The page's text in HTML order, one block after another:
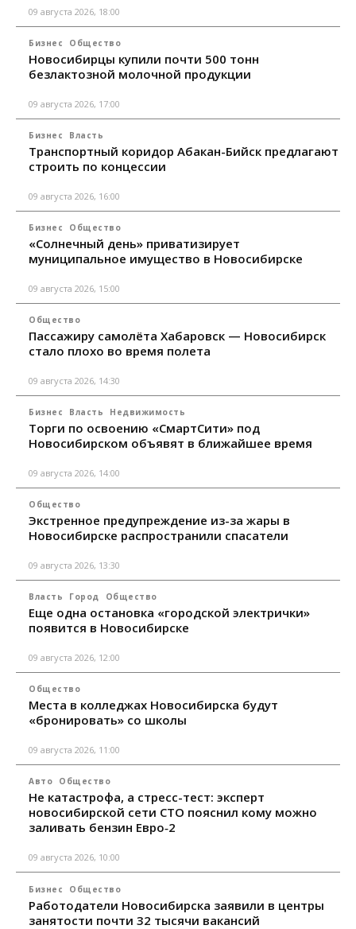
09 августа 2026, 18:00
Бизнес Общество
Новосибирцы купили почти 500 тонн
безлактозной молочной продукции
09 августа 2026, 17:00
Бизнес Власть
Транспортный коридор Абакан-Бийск предлагают
строить по концессии
09 августа 2026, 16:00
Бизнес Общество
«Солнечный день» приватизирует
муниципальное имущество в Новосибирске
09 августа 2026, 15:00
Общество
Пассажиру самолёта Хабаровск — Новосибирск
стало плохо во время полета
09 августа 2026, 14:30
Бизнес Власть Недвижимость
Торги по освоению «СмартСити» под
Новосибирском объявят в ближайшее время
09 августа 2026, 14:00
Общество
Экстренное предупреждение из-за жары в
Новосибирске распространили спасатели
09 августа 2026, 13:30
Власть Город Общество
Еще одна остановка «городской электрички»
появится в Новосибирске
09 августа 2026, 12:00
Общество
Места в колледжах Новосибирска будут
«бронировать» со школы
09 августа 2026, 11:00
Авто Общество
Не катастрофа, а стресс-тест: эксперт
новосибирской сети СТО пояснил кому можно
заливать бензин Евро‑2
09 августа 2026, 10:00
Бизнес Общество
Работодатели Новосибирска заявили в центры
занятости почти 32 тысячи вакансий